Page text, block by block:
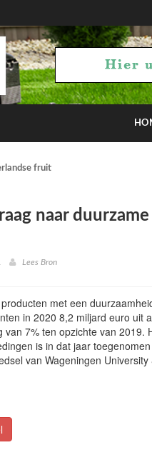
fruitteelt wordt bedreigd
naar
Lees Bron
met een
in 2020 8,2 miljard euro uit
van 7% ten opzichte van 2019.
is in dat jaar
van Wageningen